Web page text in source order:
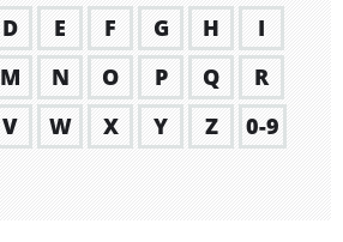
D E F G H
I
M N O P Q
R
V W X Y Z
0-9